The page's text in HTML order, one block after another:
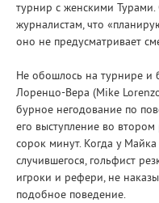
турнир с женскими
журналистам, что
оно не предусматривает
Не обошлось на турнире и
Лоренцо-Вера (Mike
бурное негодование по
его выступление во втором
сорок минут. Когда у
случившегося, гольфист
игроки и рефери, не
подобное поведение.